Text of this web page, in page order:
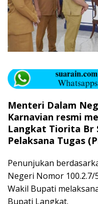
Menteri Dalam
Karnavian resmi
Langkat Tiorita Br
Pelaksana Tugas
Penunjukan
Negeri Nomor
Wakil Bupati
Bupati Langkat.